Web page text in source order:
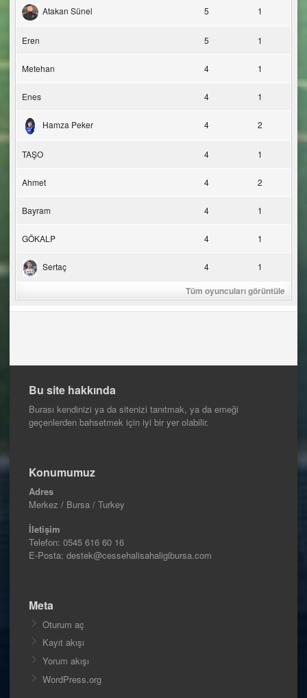
Atakan Sünel 5 1
Eren 5 1
Metehan 4 1
Enes 4 1
Hamza Peker 4 2
TAŞO 4 1
Ahmet 4 2
Bayram 4 1
GÖKALP 4 1
Sertaç 4 1
Tüm oyuncuları görüntüle
Bu site hakkında
Burası kendinizi ya da sitenizi tanıtmak, ya da emeği
geçenlerden bahsetmek için iyi bir yer olabilir.
Konumumuz
Adres
Merkez / Bursa / Turkey
İletişim
Telefon: 0545 616 60 16
E-Posta: destek@cessehalisahaligibursa.com
Meta
Oturum aç
Kayıt akışı
Yorum akışı
WordPress.org